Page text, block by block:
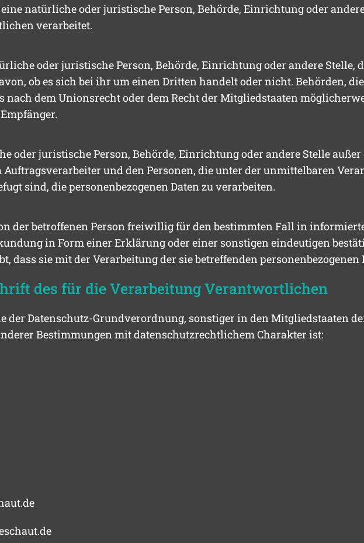
natürliche oder juristische Person, Behörde, Einrichtung oder
verarbeitet.
oder juristische Person, Behörde, Einrichtung oder andere Stelle,
ob es sich bei ihr um einen Dritten handelt oder nicht. Behörden,
dem Unionsrecht oder dem Recht der Mitgliedstaaten
oder juristische Person, Behörde, Einrichtung oder andere Stelle außer
und den Personen, die unter der unmittelbaren
sind, die personenbezogenen Daten zu verarbeiten.
der betroffenen Person freiwillig für den bestimmten Fall in
in Form einer Erklärung oder einer sonstigen eindeutigen
dass sie mit der Verarbeitung der sie betreffenden
des für die Verarbeitung Verantwortlichen
Datenschutz-Grundverordnung, sonstiger in den Mitgliedstaaten
Bestimmungen mit datenschutzrechtlichem Charakter ist: